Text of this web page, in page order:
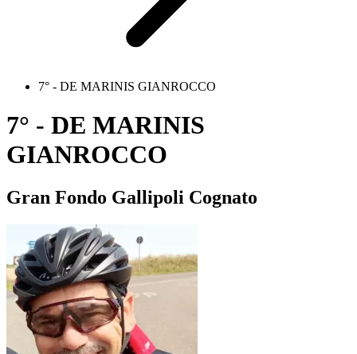
7° - DE MARINIS GIANROCCO
7° - DE MARINIS
GIANROCCO
Gran Fondo Gallipoli Cognato